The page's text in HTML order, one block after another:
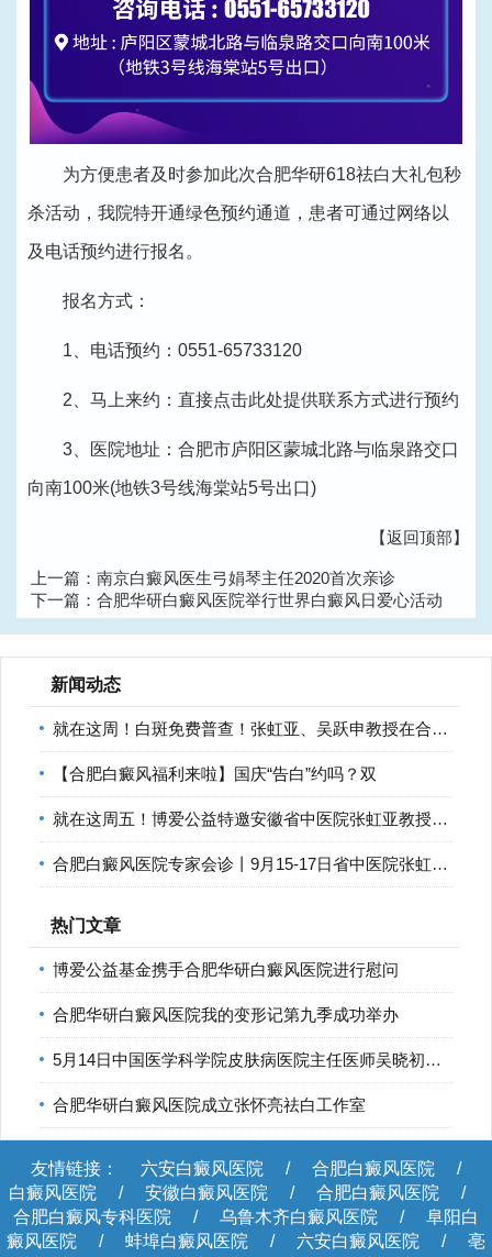
为方便患者及时参加此次合肥华研618祛白大礼包秒
杀活动，我院特开通绿色预约通道，患者可通过网络以
及电话预约进行报名。
报名方式：
1、电话预约：0551-65733120
2、马上来约：直接点击此处提供联系方式进行预约
3、医院地址：合肥市庐阳区蒙城北路与临泉路交口
向南100米(地铁3号线海棠站5号出口)
【返回顶部】
上一篇： 南京白癜风医生弓娟琴主任2020首次亲诊
下一篇： 合肥华研白癜风医院举行世界白癜风日爱心活动
新闻动态
就在这周！白斑免费普查！张虹亚、吴跃申教授在合肥华研白癜
【合肥白癜风福利来啦】国庆“告白”约吗？双
就在这周五！博爱公益特邀安徽省中医院张虹亚教授在合肥华研
合肥白癜风医院专家会诊丨9月15-17日省中医院张虹亚教授和南京
热门文章
博爱公益基金携手合肥华研白癜风医院进行慰问
合肥华研白癜风医院我的变形记第九季成功举办
5月14日中国医学科学院皮肤病医院主任医师吴晓初将来合肥华研
合肥华研白癜风医院成立张怀亮祛白工作室
友情链接： 六安白癜风医院 / 合肥白癜风医院
/
白癜风医院
/ 安徽白癜风医院 / 合肥白癜风医院
/
合肥白癜风专科医院
/ 乌鲁木齐白癜风医院 /
阜阳白
癜风医院
/ 蚌埠白癜风医院 / 六安白癜风医院 /
亳